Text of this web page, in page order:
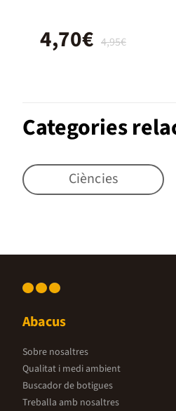
4,95€
4,70€
Categories
Ciències
Abacus
Sobre nosaltres
Qualitat i medi ambient
Buscador de botigues
Treballa amb nosaltres